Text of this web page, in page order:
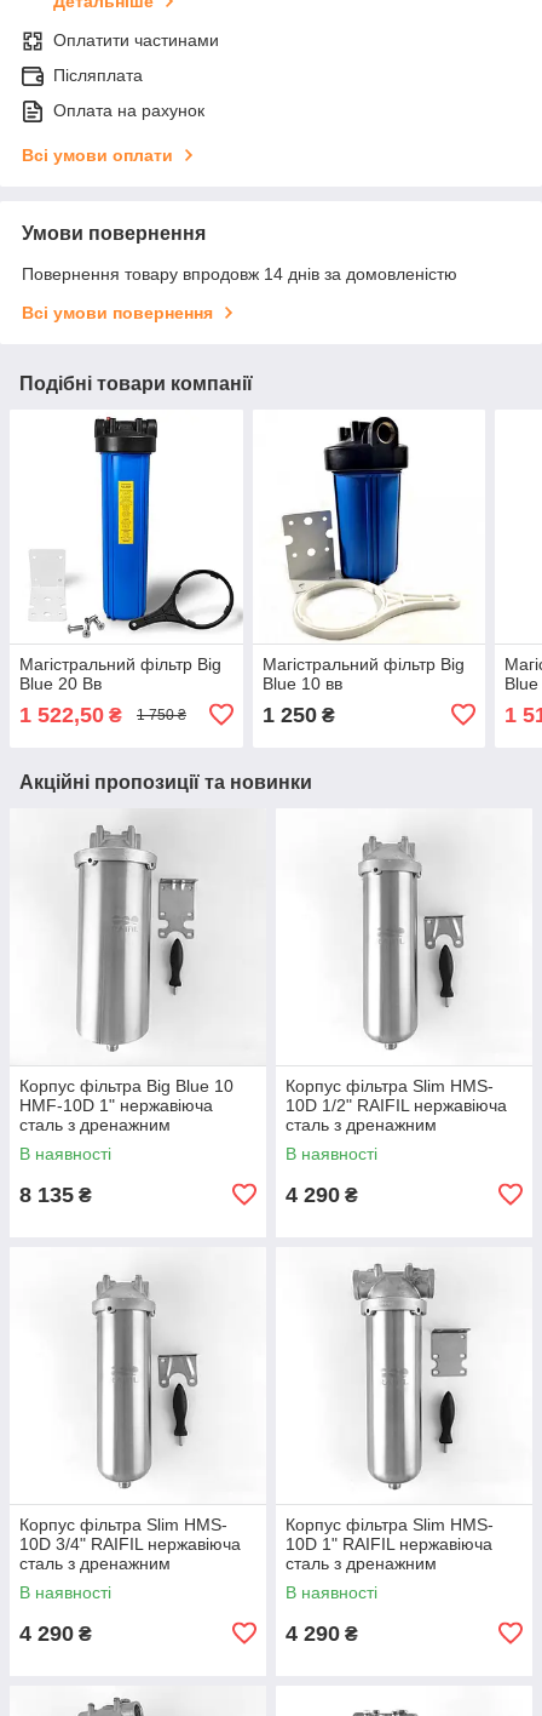
Оплатити частинами
Післяплата
Оплата на рахунок
Всі умови оплати
Умови повернення
Повернення товару впродовж 14 днів за домовленістю
Всі умови повернення
Подібні товари компанії
Магістральний фільтр Big
Blue 20 Вв
1 522,50 ₴ 1 750 ₴
Магістральний фільтр Big
Blue 10 вв
1 250₴ 1
Акційні пропозиції та новинки
Корпус фільтра Big Blue 10
HMF-10D 1" нержавіюча
сталь з дренажним
підключенням 1/2" (в
комплекті ключ, кронштейн,
В наявності
8 135 ₴
Корпус фільтра Slim HMS-
10D 1/2" RAIFIL нержавіюча
сталь з дренажним
підключенням 1/2" (в
комплекті ключ, кронштейн,
В наявності
4 290 ₴
Корпус фільтра Slim HMS-
10D 3/4" RAIFIL нержавіюча
сталь з дренажним
підключенням 1/2" (в
комплекті ключ, кронштейн,
В наявності
4 290 ₴
Корпус фільтра Slim HMS-
10D 1" RAIFIL нержавіюча
сталь з дренажним
підключенням 1/2" (в
комплекті ключ, кронштейн,
В наявності
4 290 ₴